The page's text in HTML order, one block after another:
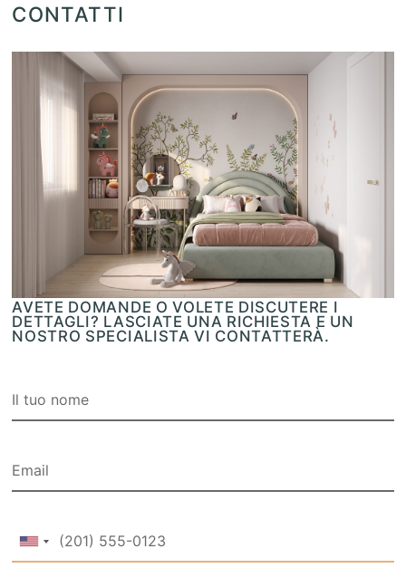
CONTATTI
AVETE DOMANDE O VOLETE DISCUTERE I
DETTAGLI? LASCIATE UNA RICHIESTA E UN
NOSTRO SPECIALISTA VI CONTATTERÀ.